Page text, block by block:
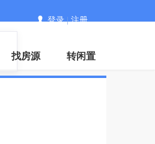
登录|注册
找房源 转闲置